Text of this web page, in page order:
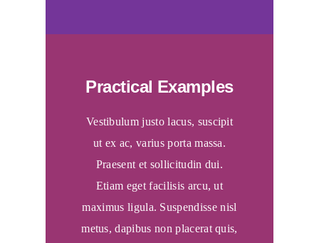
Practical Examples
Vestibulum justo lacus, suscipit
ut ex ac, varius porta massa.
Praesent et sollicitudin dui.
Etiam eget facilisis arcu, ut
maximus ligula. Suspendisse nisl
metus, dapibus non placerat quis,